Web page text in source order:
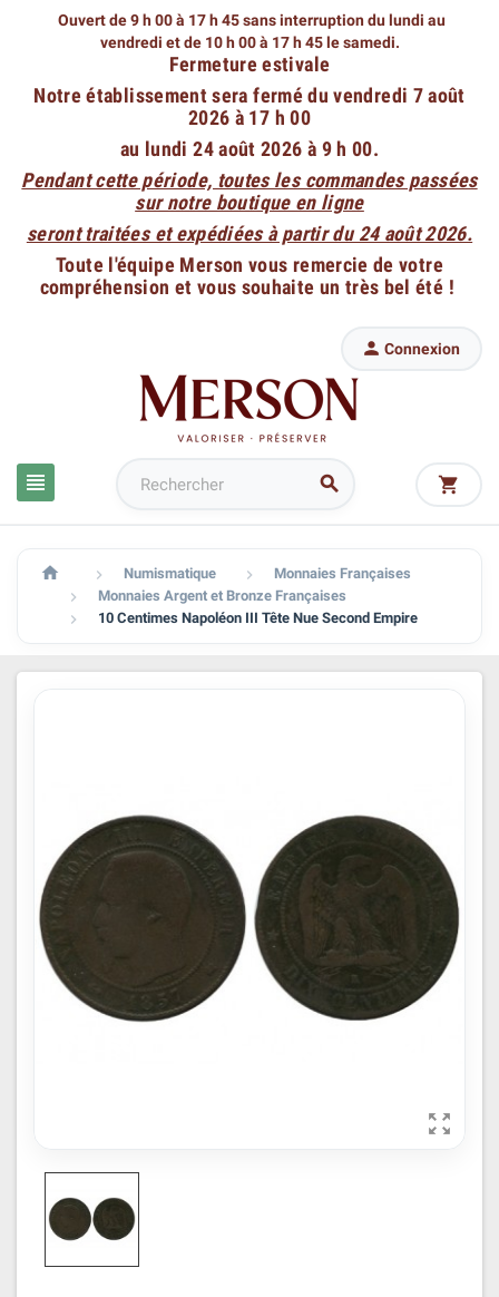
Ouvert de 9 h 00 à 17 h 45 sans interruption du lundi au
vendredi et de 10 h 00 à 17 h 45 le samedi.
Fermeture estivale
Notre établissement sera fermé du vendredi 7 août
2026 à 17 h 00
au lundi 24 août 2026 à 9 h 00.
Pendant cette période, toutes les commandes passées
sur notre boutique en ligne
seront traitées et expédiées à partir du 24 août 2026.
Toute l'équipe Merson vous remercie de votre
compréhension et vous souhaite un très bel été !
 
 Connexion

  Numismatique  Monnaies Françaises
 Monnaies Argent et Bronze Françaises
 10 Centimes Napoléon III Tête Nue Second Empire
